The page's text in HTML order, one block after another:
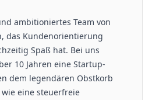
ambitioniertes Team von
das Kundenorientierung
Spaß hat. Bei uns
10 Jahren eine Startup-
dem legendären Obstkorb
eine steuerfreie